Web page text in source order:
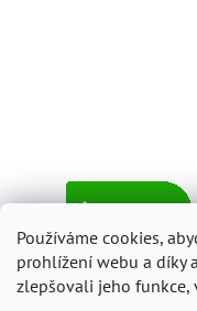
Používáme cookies,
prohlížení webu a díky
zlepšovali jeho funkce,